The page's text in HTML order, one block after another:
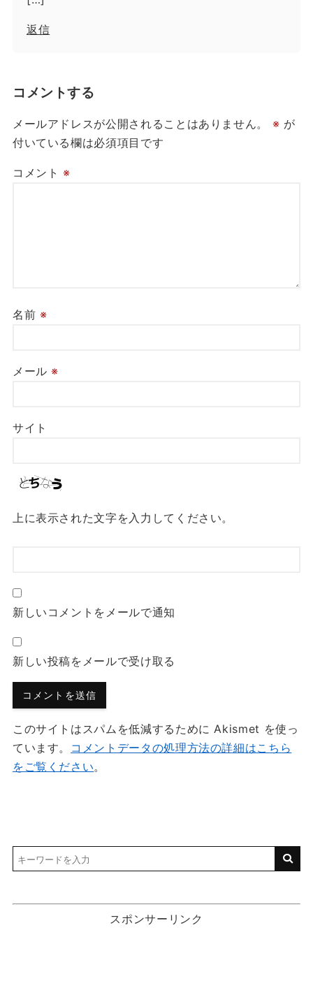
返信
コメントする
メールアドレスが公開されることはありません。 ※ が
付いている欄は必須項目です
コメント ※
名前 ※
メール ※
サイト
上に表示された文字を入力してください。
新しいコメントをメールで通知
新しい投稿をメールで受け取る
このサイトはスパムを低減するために Akismet を使っ
ています。 コメントデータの処理方法の詳細はこちら
をご覧ください。
スポンサーリンク